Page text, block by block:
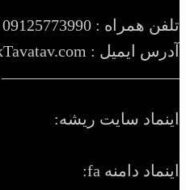
تلفن همراه : 09125773990
آدرس ایمیل : info@BabakTavatav.com
———————————
اینماد سایت ریشه:
اینماد دامنه fa: